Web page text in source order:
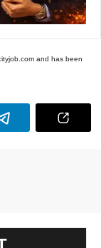
and has been